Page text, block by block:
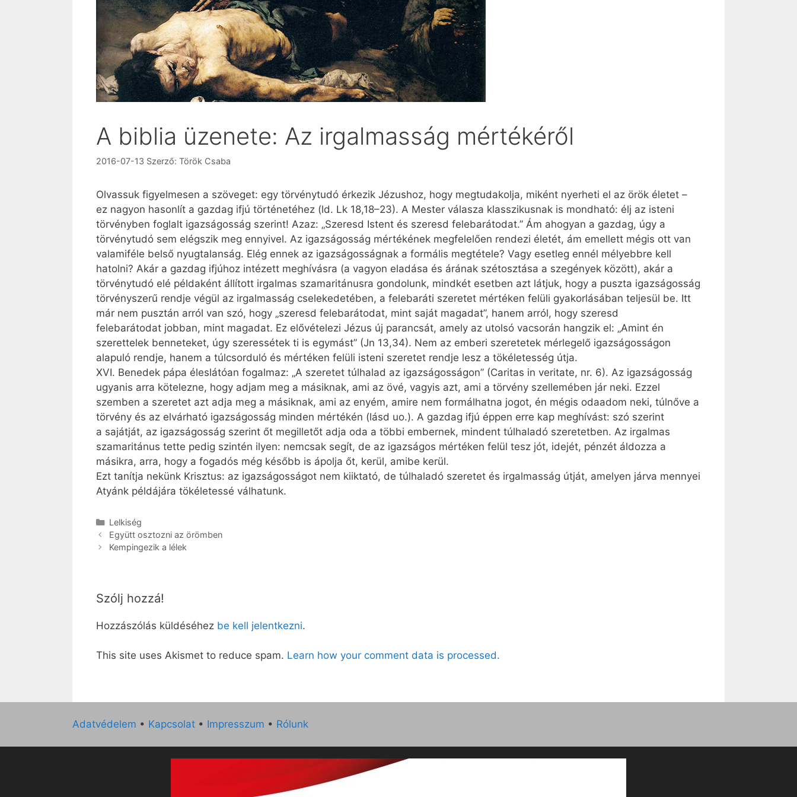
A biblia üzenete: Az irgalmasság mértékéről
2016-07-13 Szerző: Török Csaba
Olvassuk figyelmesen a szöveget: egy törvénytudó érkezik Jézushoz, hogy megtudakolja, miként nyerheti el az örök életet –
ez nagyon hasonlít a gazdag ifjú történetéhez (ld. Lk 18,18–23). A Mester válasza klasszikusnak is mondható: élj az isteni
törvényben foglalt igazságosság szerint! Azaz: „Szeresd Istent és szeresd felebarátodat.” Ám ahogyan a gazdag, úgy a
törvénytudó sem elégszik meg ennyivel. Az igazságosság mértékének megfelelően rendezi életét, ám emellett mégis ott van
valamiféle belső nyugtalanság. Elég ennek az igazságosságnak a formális megtétele? Vagy esetleg ennél mélyebbre kell
hatolni? Akár a gazdag ifjúhoz intézett meghívásra (a vagyon eladása és árának szétosztása a szegények között), akár a
törvénytudó elé példaként állított irgalmas szamaritánusra gondolunk, mindkét esetben azt látjuk, hogy a puszta igazságosság
törvényszerű rendje végül az irgalmasság cselekedetében, a felebaráti szeretet mértéken felüli gyakorlásában teljesül be. Itt
már nem pusztán arról van szó, hogy „szeresd felebarátodat, mint saját magadat”, hanem arról, hogy szeresd
felebarátodat jobban, mint magadat. Ez elővételezi Jézus új parancsát, amely az utolsó vacsorán hangzik el: „Amint én
szerettelek benneteket, úgy szeressétek ti is egymást” (Jn 13,34). Nem az emberi szeretetek mérlegelő igazságosságon
alapuló rendje, hanem a túlcsorduló és mértéken felüli isteni szeretet rendje lesz a tökéletesség útja.
XVI. Benedek pápa éleslátóan fogalmaz: „A szeretet túlhalad az igazságosságon” (Caritas in veritate, nr. 6). Az igazságosság
ugyanis arra kötelezne, hogy adjam meg a másiknak, ami az övé, vagyis azt, ami a törvény szellemében jár neki. Ezzel
szemben a szeretet azt adja meg a másiknak, ami az enyém, amire nem formálhatna jogot, én mégis odaadom neki, túlnőve a
törvény és az elvárható igazságosság minden mértékén (lásd uo.). A gazdag ifjú éppen erre kap meghívást: szó szerint
a sajátját, az igazságosság szerint őt megilletőt adja oda a többi embernek, mindent túlhaladó szeretetben. Az irgalmas
szamaritánus tette pedig szintén ilyen: nemcsak segít, de az igazságos mértéken felül tesz jót, idejét, pénzét áldozza a
másikra, arra, hogy a fogadós még később is ápolja őt, kerül, amibe kerül.
Ezt tanítja nekünk Krisztus: az igazságosságot nem kiiktató, de túlhaladó szeretet és irgalmasság útját, amelyen járva mennyei
Atyánk példájára tökéletessé válhatunk.
Kategória
Lelkiség
Együtt osztozni az örömben
Kempingezik a lélek
Szólj hozzá!
Hozzászólás küldéséhez be kell jelentkezni.
This site uses Akismet to reduce spam. Learn how your comment data is processed.
Adatvédelem • Kapcsolat • Impresszum • Rólunk